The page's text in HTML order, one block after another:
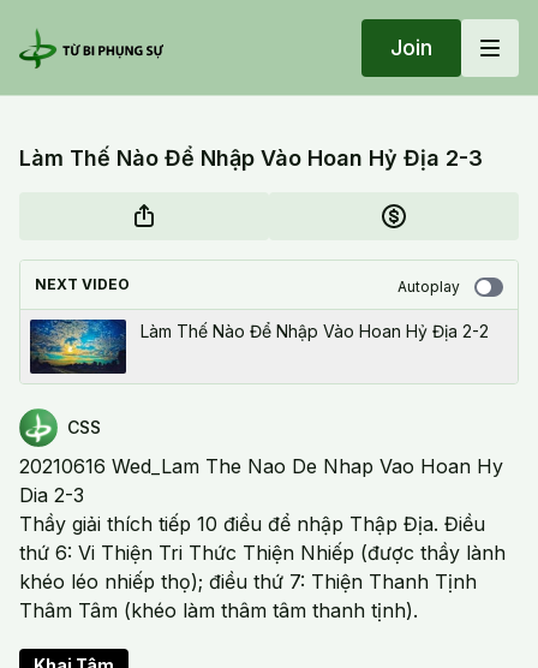
Join
Làm Thế Nào Để Nhập Vào Hoan Hỷ Địa 2-3
NEXT VIDEO Autoplay
Làm Thế Nào Để Nhập Vào Hoan Hỷ Địa 2-2
CSS
20210616 Wed_Lam The Nao De Nhap Vao Hoan Hy
Dia 2-3
Thầy giải thích tiếp 10 điều để nhập Thập Địa. Điều
thứ 6: Vi Thiện Tri Thức Thiện Nhiếp (được thầy lành
khéo léo nhiếp thọ); điều thứ 7: Thiện Thanh Tịnh
Thâm Tâm (khéo làm thâm tâm thanh tịnh).